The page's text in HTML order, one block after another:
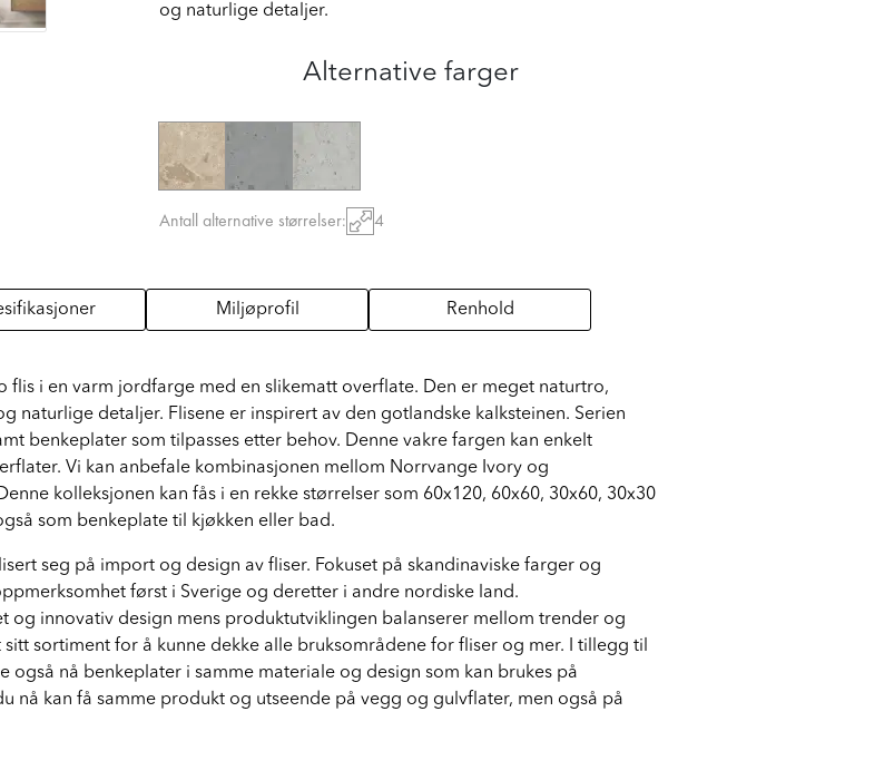
og naturlige detaljer.
Alternative farger
Antall alternative størrelser: 4
Miljøprofil Renhold
flis i en varm jordfarge med en slikematt overflate. Den er meget naturtro,
naturlige detaljer. Flisene er inspirert av den gotlandske kalksteinen. Serien
benkeplater som tilpasses etter behov. Denne vakre fargen kan enkelt
Vi kan anbefale kombinasjonen mellom Norrvange Ivory og
kolleksjonen kan fås i en rekke størrelser som 60x120, 60x60, 30x60, 30x30
som benkeplate til kjøkken eller bad.
seg på import og design av fliser. Fokuset på skandinaviske farger og
først i Sverige og deretter i andre nordiske land.
og innovativ design mens produktutviklingen balanserer mellom trender og
sortiment for å kunne dekke alle bruksområdene for fliser og mer. I tillegg til
også nå benkeplater i samme materiale og design som kan brukes på
nå kan få samme produkt og utseende på vegg og gulvflater, men også på